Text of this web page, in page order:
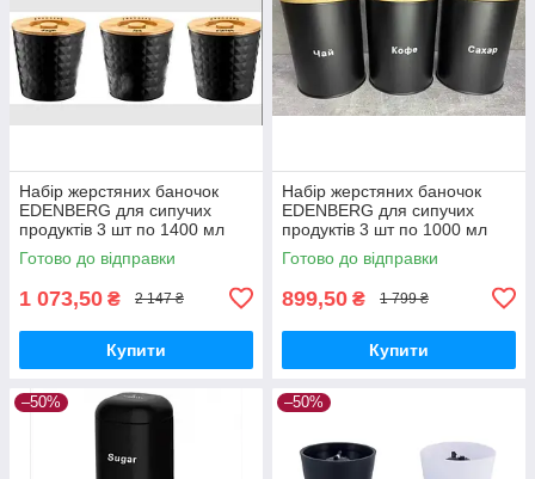
Набір жерстяних баночок
EDENBERG для сипучих
продуктів 3 шт по 1400 мл
Готово до відправки
1 073,50 ₴ 2 147 ₴
Купити
Набір жерстяних баночок
EDENBERG для сипучих
продуктів 3 шт по 1000 мл
чорна
Готово до відправки
899,50 ₴ 1 799 ₴
Купити
–50% –50%